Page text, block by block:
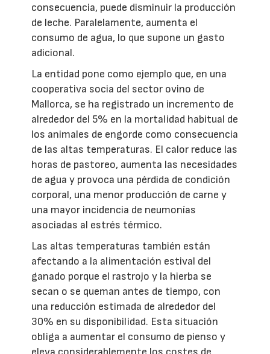
consecuencia, puede disminuir la producción
de leche. Paralelamente, aumenta el
consumo de agua, lo que supone un gasto
adicional.
La entidad pone como ejemplo que, en una
cooperativa socia del sector ovino de
Mallorca, se ha registrado un incremento de
alrededor del 5% en la mortalidad habitual de
los animales de engorde como consecuencia
de las altas temperaturas. El calor reduce las
horas de pastoreo, aumenta las necesidades
de agua y provoca una pérdida de condición
corporal, una menor producción de carne y
una mayor incidencia de neumonías
asociadas al estrés térmico.
Las altas temperaturas también están
afectando a la alimentación estival del
ganado porque el rastrojo y la hierba se
secan o se queman antes de tiempo, con
una reducción estimada de alrededor del
30% en su disponibilidad. Esta situación
obliga a aumentar el consumo de pienso y